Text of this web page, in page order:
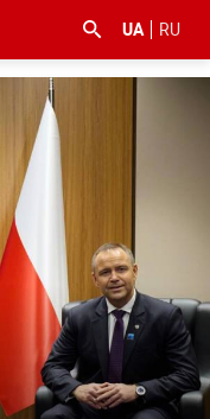
UA RU
#коронавірус